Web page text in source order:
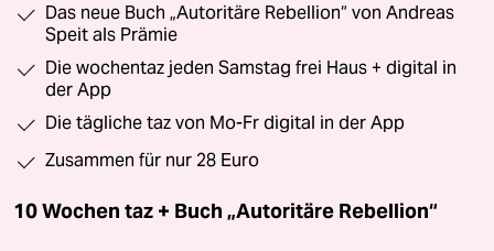
Das neue Buch „Autoritäre Rebellion“ von Andreas
Speit als Prämie
Die wochentaz jeden Samstag frei Haus + digital in
der App
Die tägliche taz von Mo-Fr digital in der App
Zusammen für nur 28 Euro
10 Wochen taz + Buch „Autoritäre Rebellion“